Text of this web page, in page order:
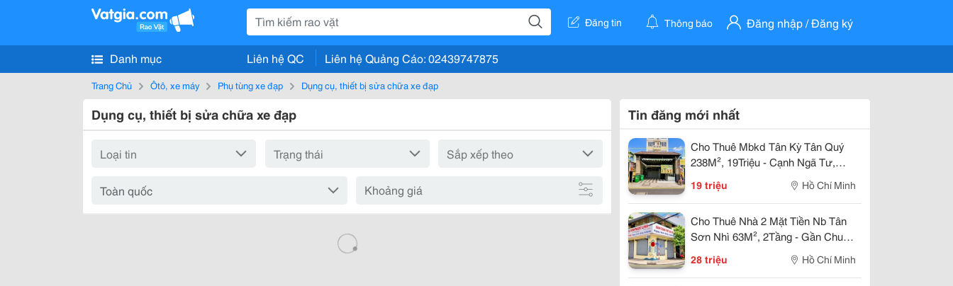
Đăng tin Thông báo Đăng nhập / Đăng ký
Danh mục Liên hệ QC Liên hệ Quảng Cáo: 02439747875
Trang Chủ Ôtô, xe máy Phụ tùng xe đạp Dụng cụ, thiết bị sửa chữa xe đạp
Dụng cụ, thiết bị sửa chữa xe đạp
Khoảng giá
Tin đăng mới nhất
Cho Thuê Mbkd Tân Kỳ Tân Quý
238M², 19Triệu - Cạnh Ngã Tư,
19 triệu Hồ Chí Minh
Cho Thuê Nhà 2 Mặt Tiền Nb Tân
Sơn Nhì 63M², 2Tầng - Gần Chung
28 triệu Hồ Chí Minh